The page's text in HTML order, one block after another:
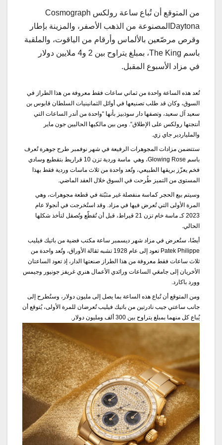
من المتوقع أن تُباع ساعة رولكس Cosmograph
Daytona المصنوعة من الذهب الأصفر، والمزينة بإطار
وقرص مرصّعين بالألماس وأرقام من الياقوت، والملقبة
باسم
، بمبلغ يتراوح بين و4 ملايين دولار
في مزاد الأسبوع المقبل.
تُعد هذه الساعة واحدة من ثماني ساعات فقط معروفة من هذا الطراز في
السوق، وكان قد طلب تصنيعها في أوائل الثمانينيات السلطان قابوس بن
سعيد
آل سعيد، وتصفها دار سوذبيز بأنها “واحدة من أندر الساعات التي
أنتجتها رولكس على الإطلاق“. ومن بين مالكيها الحاليين جون ماير
والملياردير جاي زي
ستتضمن مزادات المجوهرات الرفيعة في شهر نوفمبر طرح جوهرة تُعرف
باسم
، وهي ماسة وردية تزن قراريط بتقطيع وسادي
فخم يعزّز بريقها الطبيعي، وتُعد واحدة من ثلاث ماسات وردية فقط بهذا
المستوى من التميز طُرحت في السوق خلال العقد الماضي
وسيتم بيع الحجر كماسة منفصلة غير مثبّتة في قطعة مجوهرات، وهي
المرة الأولى التي تُعرض فيها في مزاد وقد استُخرجت في أنجولا عام
2023 كـ ماسة خام تزن قيراط، قبل أن تُقطّع وتُصقل لتأخذ شكلها
الحالي
أيضًا، ستُعرض في مزاد شهر ديسمبر ساعة مكتب فضية من باتيك فيليب
Patek Philippe تعود إلى عام تشبه ثقالة الأوراق، وتُعد واحدة من
ثلاث ساعات فقط معروفة من هذا الطراز صنعتها الدار، إذ تعود
الساعتان
الأخريان إلى جامعَي الساعات ورائدي الأعمال هنري غريفز جونيور وجيمس
وورد باكارد
ومن المتوقع أن تُباع هذه الساعة بما يصل إلى مليون دولار، وستُطرح
إلى
جانب ساعتي جيب نادرتين من باتيك فيليب تُعرضان للمرة الأولى، يُتوقع
أن
يُباع كل منهما بمبلغ يتراوح بين ألف ومليون دولار